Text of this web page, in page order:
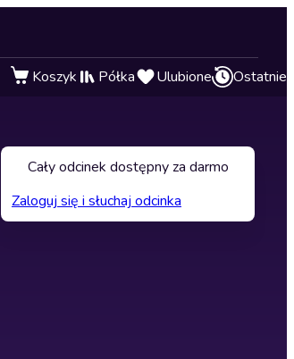
Koszyk Półka Ulubione Ostatnie
Cały odcinek dostępny za darmo
Zaloguj się i słuchaj odcinka